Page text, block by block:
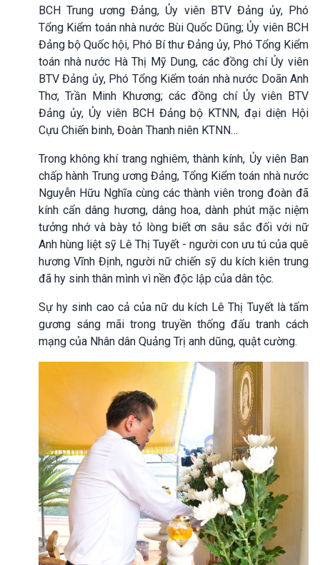
BCH Trung ương Đảng, Ủy viên BTV Đảng ủy, Phó
Tổng Kiểm toán nhà nước Bùi Quốc Dũng; Ủy viên BCH
Đảng bộ Quốc hội, Phó Bí thư Đảng ủy, Phó Tổng Kiểm
toán nhà nước Hà Thị Mỹ Dung, các đồng chí Ủy viên
BTV Đảng ủy, Phó Tổng Kiểm toán nhà nước Doãn Anh
Thơ, Trần Minh Khương; các đồng chí Ủy viên BTV
Đảng ủy, Ủy viên BCH Đảng bộ KTNN, đại diện Hội
Cựu Chiến binh, Đoàn Thanh niên KTNN…
Trong không khí trang nghiêm, thành kính, Ủy viên Ban
chấp hành Trung ương Đảng, Tổng Kiểm toán nhà nước
Nguyễn Hữu Nghĩa cùng các thành viên trong đoàn đã
kính cẩn dâng hương, dâng hoa, dành phút mặc niệm
tưởng nhớ và bày tỏ lòng biết ơn sâu sắc đối với nữ
Anh hùng liệt sỹ Lê Thị Tuyết - người con ưu tú của quê
hương Vĩnh Định, người nữ chiến sỹ du kích kiên trung
đã hy sinh thân mình vì nền độc lập của dân tộc.
Sự hy sinh cao cả của nữ du kích Lê Thị Tuyết là tấm
gương sáng mãi trong truyền thống đấu tranh cách
mạng của Nhân dân Quảng Trị anh dũng, quật cường.